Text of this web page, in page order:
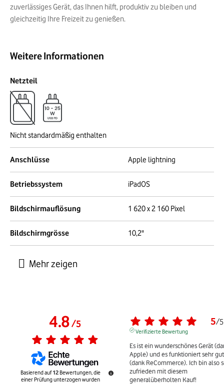
zuverlässiges Gerät, das Ihnen hilft, produktiv zu bleiben und
gleichzeitig Ihre Freizeit zu genießen.
Weitere Informationen
Netzteil
Nicht standardmäßig enthalten
Anschlüsse Apple lightning
Betriebssystem iPadOS
Bildschirmauflösung 1 620 x 2 160 Pixel
Bildschirmgrösse 10,2"
4.8/5
Basierend auf12 Bewertungen, die
einer Prüfung unterzogen wurden
5/5
Verifizierte Bewertung
Es ist ein wunderschönes Gerät
Apple) und es funktioniert sehr gut
(dank ReCommerce). Ich bin also
zufrieden mit diesem
generalüberholten Kauf!